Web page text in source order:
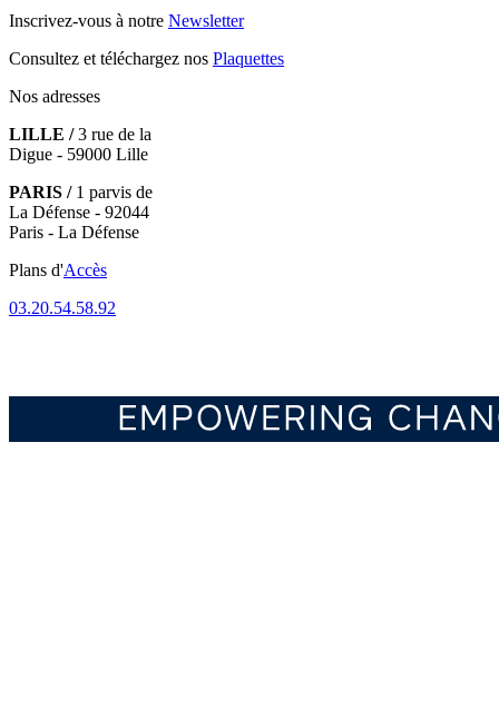
Inscrivez-vous à notre Newsletter
Consultez et téléchargez nos Plaquettes
Nos adresses
LILLE /3 rue de la
Digue - 59000 Lille
PARIS /1 parvis de
La Défense - 92044
Paris - La Défense
Plans d'Accès
03.20.54.58.92